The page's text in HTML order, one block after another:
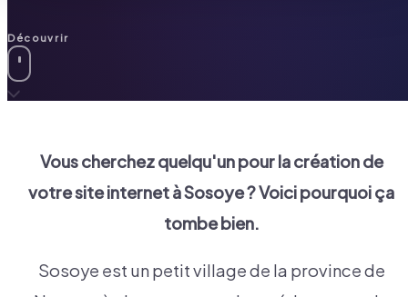
Découvrir
Vous cherchez quelqu'un pour la création de
votre site internet àSosoye? Voici pourquoi ça
tombe bien.
Sosoye est un petit village de la province de